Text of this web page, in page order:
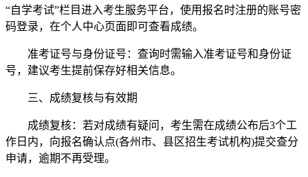
“自学考试”栏目进入考生服务平台，使用报名时注册的账号密
码登录，在个人中心页面即可查看成绩。
准考证号与身份证号：查询时需输入准考证号和身份证
号，建议考生提前保存好相关信息。
三、成绩复核与有效期
成绩复核：若对成绩有疑问，考生需在成绩公布后3个工
作日内，向报名确认点(各州市、县区招生考试机构)提交查分
申请，逾期不再受理。